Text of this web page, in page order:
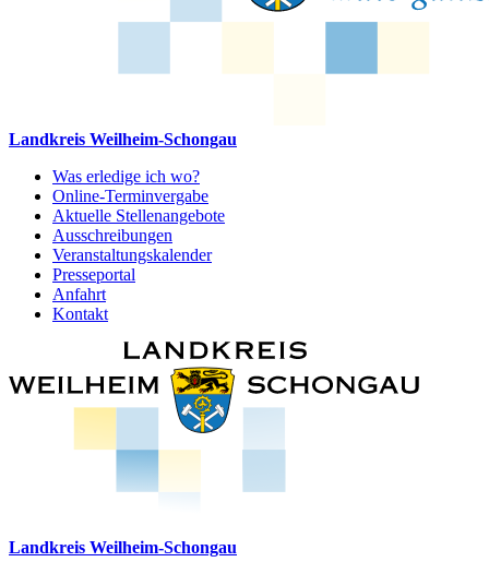
Landkreis Weilheim-Schongau
Was erledige ich wo?
Online-Terminvergabe
Aktuelle Stellenangebote
Ausschreibungen
Veranstaltungskalender
Presseportal
Anfahrt
Kontakt
Landkreis Weilheim-Schongau